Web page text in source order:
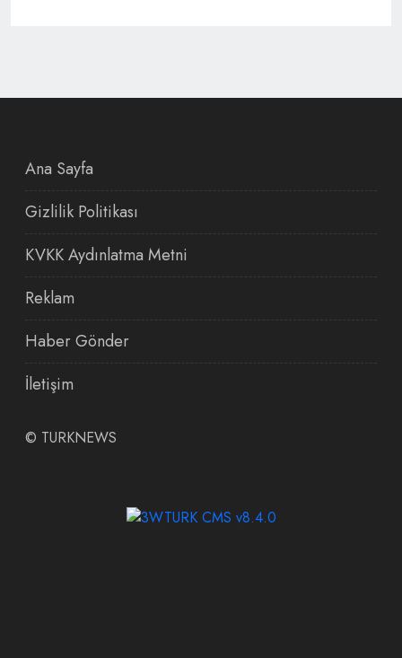
Ana Sayfa
Gizlilik Politikası
KVKK Aydınlatma Metni
Reklam
Haber Gönder
İletişim
© TURKNEWS